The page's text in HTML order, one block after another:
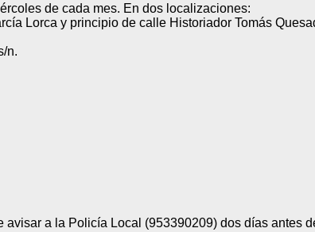
de cada mes. En dos localizaciones:
Lorca y principio de calle Historiador Tomás
n.
avisar a la Policía Local (953390209) dos días antes